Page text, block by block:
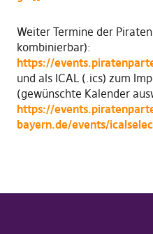
Weiter Termine der
kombinierbar):
https://
und als ICAL (.ics) zum
(gewünschte Kalender
https://
bayern.de/events/